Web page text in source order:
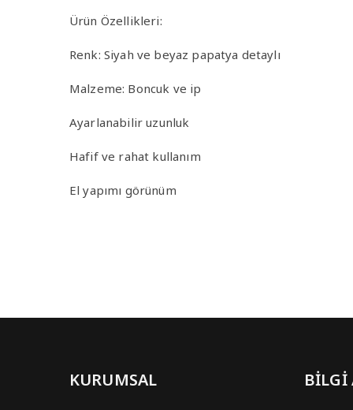
Ürün Özellikleri:
Renk: Siyah ve beyaz papatya detaylı
Malzeme: Boncuk ve ip
Ayarlanabilir uzunluk
Hafif ve rahat kullanım
El yapımı görünüm
KURUMSAL BİLGİ